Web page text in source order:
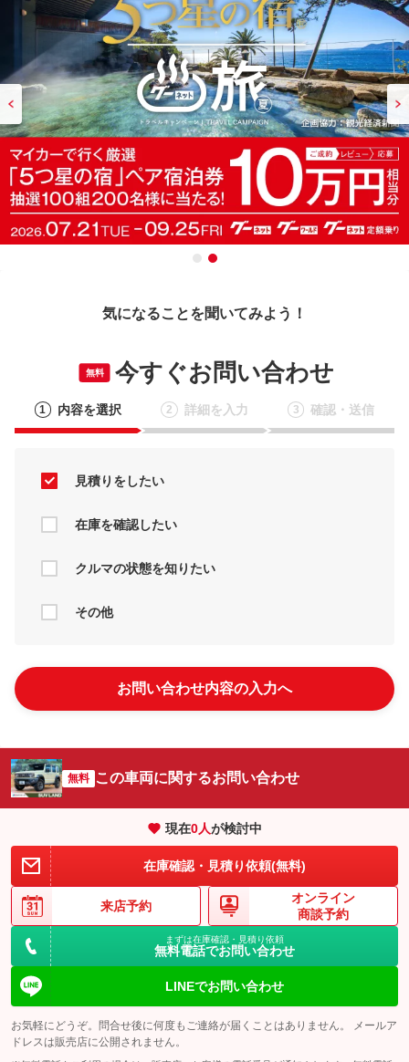
気になることを聞いてみよう！
無料 今すぐお問い合わせ
1 内容を選択 2 詳細を入力 3 確認・送信
見積りをしたい
在庫を確認したい
クルマの状態を知りたい
その他
お問い合わせ内容の入力へ
無料 この車両に関するお問い合わせ
現在0人が検討中
在庫確認・見積り依頼(無料)
来店予約
オンライン
商談予約
まずは在庫確認・見積り依頼
無料電話でお問い合わせ
LINEでお問い合わせ
お気軽にどうぞ。問合せ後に何度もご連絡が届くことはありません。 メールア
ドレスは販売店に公開されません。